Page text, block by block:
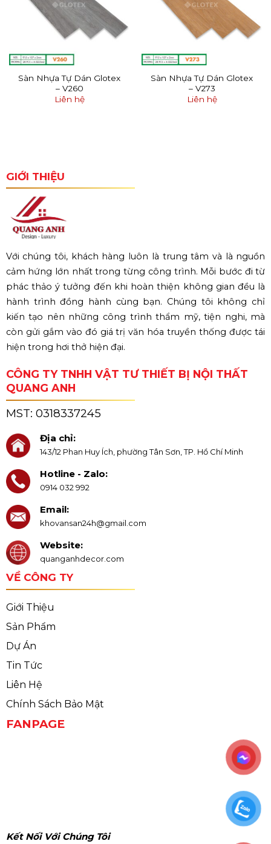
Sàn Nhựa Tự Dán Glotex
– V260
Liên hệ
Sàn Nhựa Tự Dán Glotex
– V273
Liên hệ
GIỚI THIỆU
Với chúng tôi, khách hàng luôn là trung tâm và là nguồn
cảm hứng lớn nhất trong từng công trình. Mỗi bước đi từ
phác thảo ý tưởng đến khi hoàn thiện không gian đều là
hành trình đồng hành cùng bạn. Chúng tôi không chỉ
kiến tạo nên những công trình thẩm mỹ, tiện nghi, mà
còn gửi gắm vào đó giá trị văn hóa truyền thống được tái
hiện trong hơi thở hiện đại.
CÔNG TY TNHH VẬT TƯ THIẾT BỊ NỘI THẤT
QUANG ANH
MST: 0318337245
Địa chỉ:
143/12 Phan Huy Ích, phường Tân Sơn, TP. Hồ Chí Minh
Hotline - Zalo:
0914 032 992
Email:
khovansan24h@gmail.com
Website:
quanganhdecor.com
VỀ CÔNG TY
Giới Thiệu
Sản Phẩm
Dự Án
Tin Tức
Liên Hệ
Chính Sách Bảo Mật
FANPAGE
Kết Nối Với Chúng Tôi